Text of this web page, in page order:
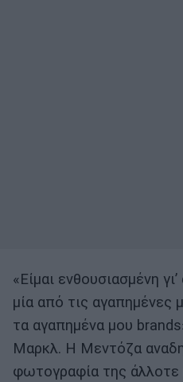
«Είμαι ενθουσιασμένη
μία από τις αγαπημένες
τα αγαπημένα μου
Μαρκλ. Η Μεντόζα
φωτογραφία της άλλοτε